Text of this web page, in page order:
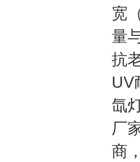
宽
量
抗
UV
氙
厂
商